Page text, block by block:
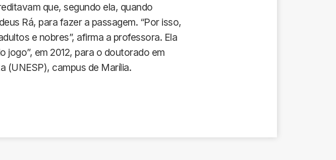
que, segundo ela, quando
Rá, para fazer a passagem. “Por isso,
e nobres”, afirma a professora. Ela
jogo”, em 2012, para o doutorado em
(UNESP), campus de Marília.